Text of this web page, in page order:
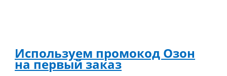
Используем промокод Oзон
на первый заказ